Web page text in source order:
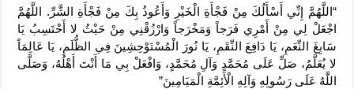
“اللَّهُمَّ إِنِّي أَسْأَلُكَ مِنْ فَجْأَةِ الْخَيْرِ وَأَعُوذُ بِكَ مِنْ فَجْأَةِ الشَّرِّ. اللَّهُمَّ
اجْعَلْ لِي مِنْ أَمْرِي فَرَجاً وَمَخْرَجاً وَارْزُقْنِي مِنْ حَيْثُ لا أَحْتَسِبُ يَا
سَابِغَ النِّعَمِ، يَا دَافِعَ النِّقَمِ، يَا نُورَ الْمُسْتَوْحِشِينَ فِي الظُّلَمِ، يَا عَالِمَاً
لا يُعَلَّمُ، صَلِّ عَلَى مُحَمَّدٍ وَآلِ مُحَمَّدٍ، وَافْعَلْ بِي مَا أَنْتَ أَهْلُهُ، وَصَلَّى
اللَّهُ عَلَى رَسُولِهِ وَآلِهِ الْأَئِمَّةِ الْمَيَامِينَ”